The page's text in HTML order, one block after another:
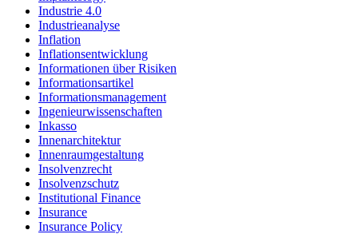
Industrie 4.0
Industrieanalyse
Inflation
Inflationsentwicklung
Informationen über Risiken
Informationsartikel
Informationsmanagement
Ingenieurwissenschaften
Inkasso
Innenarchitektur
Innenraumgestaltung
Insolvenzrecht
Insolvenzschutz
Institutional Finance
Insurance
Insurance Policy